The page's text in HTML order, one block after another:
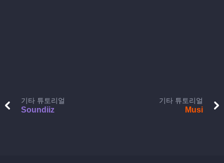
기타 튜토리얼
Soundiiz
기타 튜토리얼
Musi